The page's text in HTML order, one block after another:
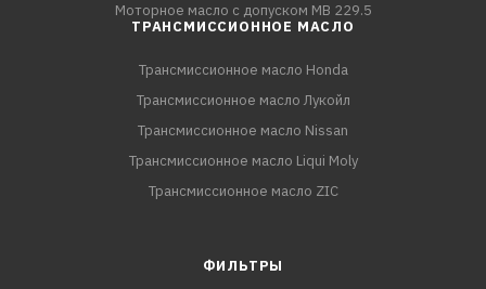
Моторное масло с допуском MB 229.5
ТРАНСМИССИОННОЕ МАСЛО
Трансмиссионное масло Honda
Трансмиссионное масло Лукойл
Трансмиссионное масло Nissan
Трансмиссионное масло Liqui Moly
Трансмиссионное масло ZIC
ФИЛЬТРЫ